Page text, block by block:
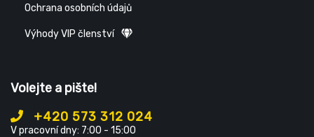
Ochrana osobních údajů
Výhody VIP členství
Volejte a pište!
+420 573 312 024
V pracovní dny: 7:00 - 15:00